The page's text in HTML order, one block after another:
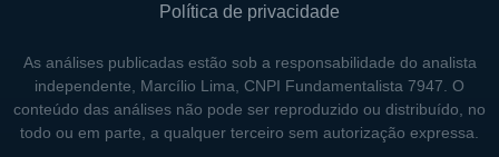
Política de privacidade
As análises publicadas estão sob a responsabilidade do analista
independente, Marcílio Lima, CNPI Fundamentalista 7947. O
conteúdo das análises não pode ser reproduzido ou distribuído, no
todo ou em parte, a qualquer terceiro sem autorização expressa.